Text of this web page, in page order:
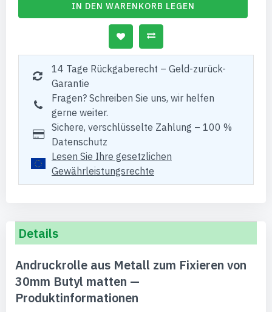
IN DEN WARENKORB LEGEN
14 Tage Rückgaberecht – Geld-zurück-
Garantie
Fragen? Schreiben Sie uns, wir helfen
gerne weiter.
Sichere, verschlüsselte Zahlung – 100 %
Datenschutz
Lesen Sie Ihre gesetzlichen
Gewährleistungsrechte
Details
Andruckrolle aus Metall zum Fixieren von
30mm Butyl matten —
Produktinformationen